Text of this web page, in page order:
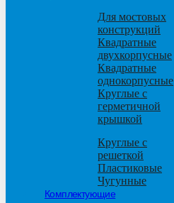
Для мостовых
конструкций
Квадратные
двухкорпусные
Квадратные
однокорпусные
Круглые с
герметичной
крышкой
Круглые с
решеткой
Пластиковые
Чугунные
Комплектующие